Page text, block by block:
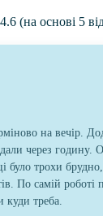
4.6 (на основі 5
на вечір.
через годину.
було трохи
По самій роботі
куди треба.